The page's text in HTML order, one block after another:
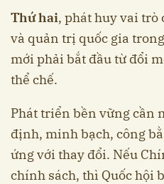
Thứ hai, phát huy vai trò
và quản trị quốc gia
mới phải bắt đầu từ đổi
thể chế.
Phát triển bền vững cần
định, minh bạch, công
ứng với thay đổi. Nếu
chính sách, thì Quốc hội